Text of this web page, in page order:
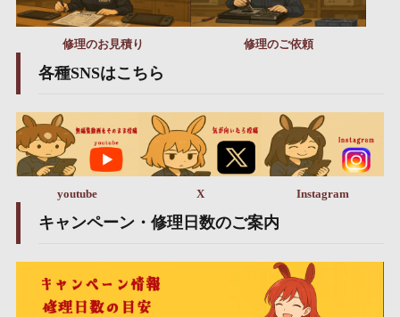
修理のお見積り 修理のご依頼
各種SNSはこちら
youtube X Instagram
キャンペーン・修理日数のご案内